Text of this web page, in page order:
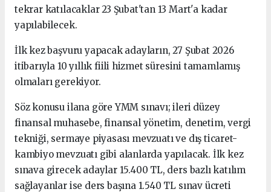
tekrar katılacaklar 23 Şubat'tan 13 Mart'a kadar
yapılabilecek.
İlk kez başvuru yapacak adayların, 27 Şubat 2026
itibarıyla 10 yıllık fiili hizmet süresini tamamlamış
olmaları gerekiyor.
Söz konusu ilana göre YMM sınavı; ileri düzey
finansal muhasebe, finansal yönetim, denetim, vergi
tekniği, sermaye piyasası mevzuatı ve dış ticaret-
kambiyo mevzuatı gibi alanlarda yapılacak. İlk kez
sınava girecek adaylar 15.400 TL, ders bazlı katılım
sağlayanlar ise ders başına 1.540 TL sınav ücreti